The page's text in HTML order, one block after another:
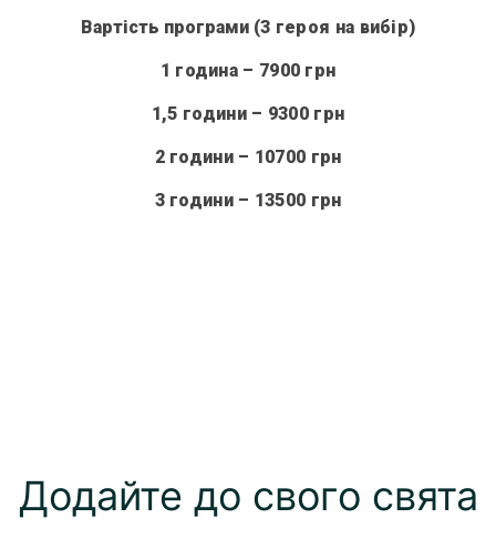
Вартість програми(3 героя на вибір)
1 година – 7900 грн
1,5 години – 9300 грн
2 години – 10700 грн
3 години – 13500 грн
Додайте до свого свята